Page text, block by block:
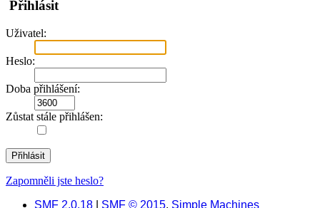
Přihlásit
Uživatel:
Heslo:
Doba přihlášení:
Zůstat stále přihlášen:
Zapomněli jste heslo?
SMF 2.0.18
SMF © 2015, Simple Machines